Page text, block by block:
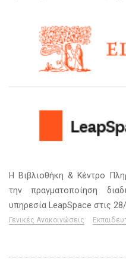
Η Βιβλιοθήκη & Κέντρο
την πραγματοποίηση
υπηρεσία LeapSpace στις
Γενικές Ανακοινώσεις